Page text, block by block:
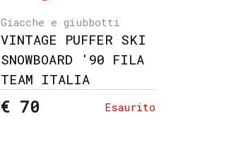
Giacche e giubbotti
VINTAGE PUFFER SKI
SNOWBOARD '90 FILA
TEAM ITALIA
€ 70 Esaurito